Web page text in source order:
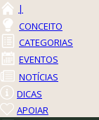
|
CONCEITO
CATEGORIAS
EVENTOS
NOTÍCIAS
DICAS
APOIAR